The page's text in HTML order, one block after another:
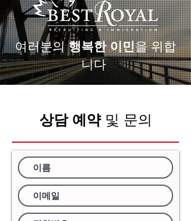
여러분의행복한 이민을 위합
니다
상담 예약및 문의